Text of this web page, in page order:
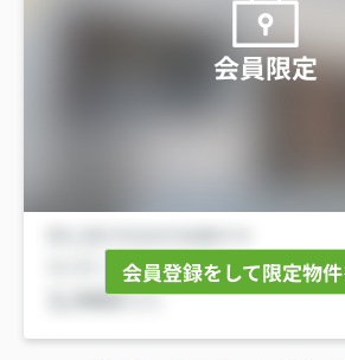
会員限定
会員登録をして限定物